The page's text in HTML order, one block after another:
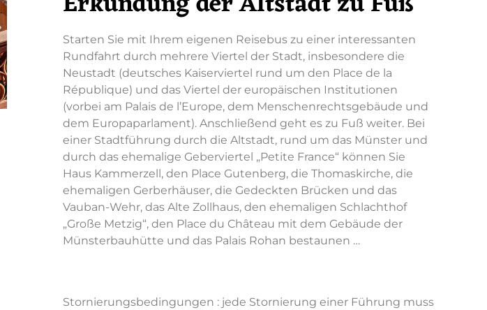
Starten Sie mit Ihrem eigenen Reisebus zu einer interessanten
Rundfahrt durch mehrere Viertel der Stadt, insbesondere die
Neustadt (deutsches Kaiserviertel rund um den Place de la
République) und das Viertel der europäischen Institutionen
(vorbei am Palais de l’Europe, dem Menschenrechtsgebäude und
dem Europaparlament). Anschließend geht es zu Fuß weiter. Bei
einer Stadtführung durch die Altstadt, rund um das Münster und
durch das ehemalige Geberviertel „Petite France“ können Sie
Haus Kammerzell, den Place Gutenberg, die Thomaskirche, die
ehemaligen Gerberhäuser, die Gedeckten Brücken und das
Vauban-Wehr, das Alte Zollhaus, den ehemaligen Schlachthof
„Große Metzig“, den Place du Château mit dem Gebäude der
Münsterbauhütte und das Palais Rohan bestaunen …
Stornierungsbedingungen : jede Stornierung einer Führung muss